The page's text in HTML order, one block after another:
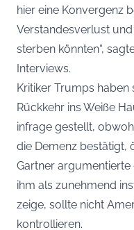
hier eine Konvergenz
Verstandesverlust
sterben könnten“,
Interviews.
Kritiker Trumps haben
Rückkehr ins Weiße
infrage gestellt,
die Demenz bestätigt,
Gartner
ihm als zunehmend
zeige, sollte nicht
kontrollieren.